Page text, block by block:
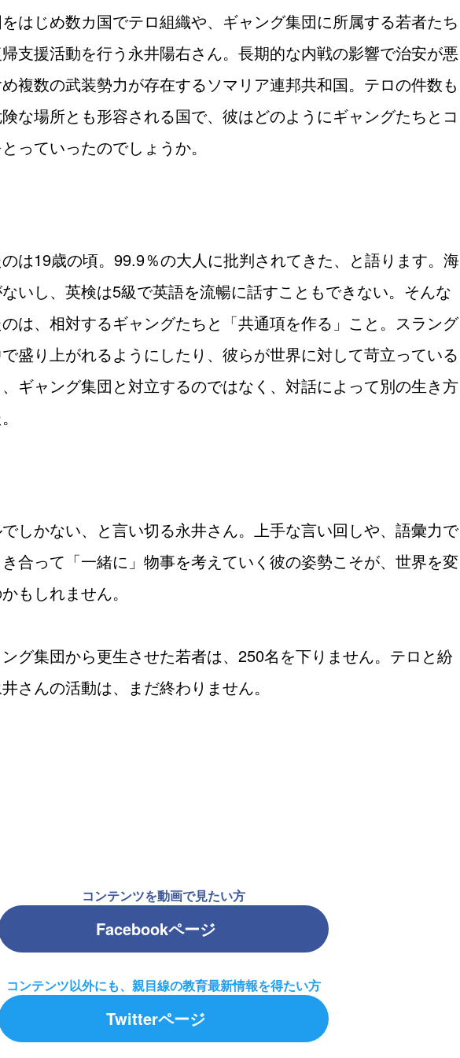
はじめ数カ国でテロ組織や、ギャング集団に所属する若者たち
支援活動を行う永井陽右さん。長期的な内戦の影響で治安が悪
複数の武装勢力が存在するソマリア連邦共和国。テロの件数も
な場所とも形容される国で、彼はどのようにギャングたちとコ
っていったのでしょうか。
は19歳の頃。99.9％の大人に批判されてきた、と語ります。海
いし、英検は5級で英語を流暢に話すこともできない。そんな
は、相対するギャングたちと「共通項を作る」こと。スラング
盛り上がれるようにしたり、彼らが世界に対して苛立っている
ギャング集団と対立するのではなく、対話によって別の生き方
しかない、と言い切る永井さん。上手な言い回しや、語彙力で
合って「一緒に」物事を考えていく彼の姿勢こそが、世界を変
もしれません。
グ集団から更生させた若者は、250名を下りません。テロと紛
さんの活動は、まだ終わりません。
コンテンツを動画で見たい方
Facebookページ
コンテンツ以外にも、 親目線の教育最新情報を得たい方
Twitterページ